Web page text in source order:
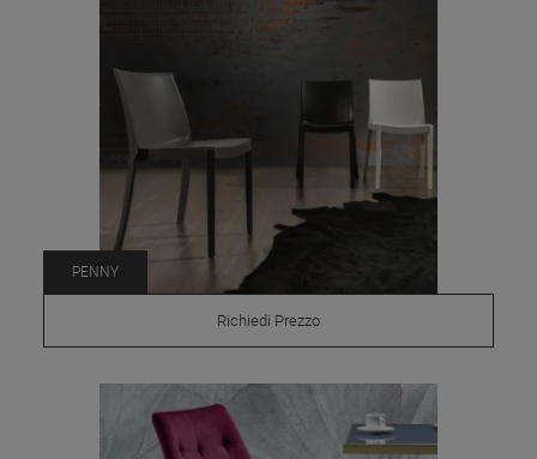
PENNY
Richiedi Prezzo